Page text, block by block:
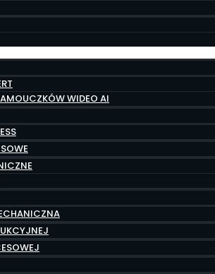
WIDEO AI